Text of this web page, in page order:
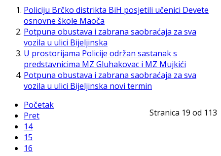
Policiju Brčko distrikta BiH posjetili učenici Devete
osnovne škole Maoča
Potpuna obustava i zabrana saobraćaja za sva
vozila u ulici Bijeljinska
U prostorijama Policije održan sastanak s
predstavnicima MZ Gluhakovac i MZ Mujkići
Potpuna obustava i zabrana saobraćaja za sva
vozila u ulici Bijeljinska novi termin
Stranica 19 od 113
Početak
Pret
14
15
16